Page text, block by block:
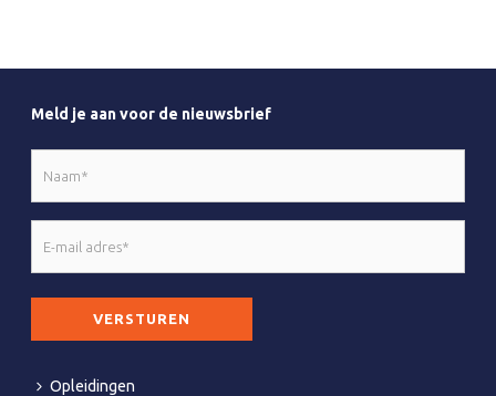
Meld je aan voor de nieuwsbrief
Opleidingen